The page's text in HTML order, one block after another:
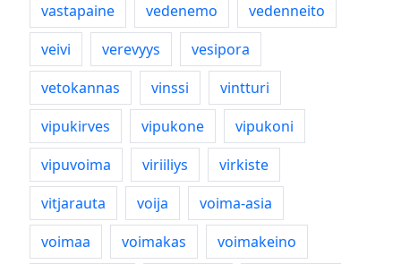
vastapaine
vedenemo
vedenneito
veivi
verevyys
vesipora
vetokannas
vinssi
vintturi
vipukirves
vipukone
vipukoni
vipuvoima
viriiliys
virkiste
vitjarauta
voija
voima-asia
voimaa
voimakas
voimakeino